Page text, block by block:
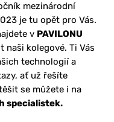
mezinárodní
je tu opět pro Vás.
v PAVILONU
naši kolegové. Ti Vás
technologií a
ať už řešíte
se můžete i na
specialistek.